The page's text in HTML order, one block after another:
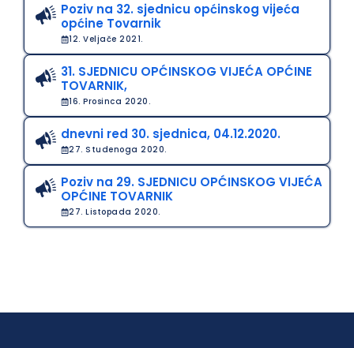
Poziv na 32. sjednicu općinskog vijeća
općine Tovarnik
12. Veljače 2021.
31. SJEDNICU OPĆINSKOG VIJEĆA OPĆINE
TOVARNIK,
16. Prosinca 2020.
dnevni red 30. sjednica, 04.12.2020.
27. Studenoga 2020.
Poziv na 29. SJEDNICU OPĆINSKOG VIJEĆA
OPĆINE TOVARNIK
27. Listopada 2020.